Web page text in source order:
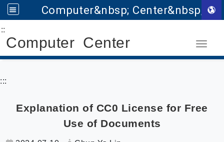
Computer&nbsp; Center&nbsp;
Go to main content
Computer Center
:::
Explanation of CC0 License for Free
Use of Documents